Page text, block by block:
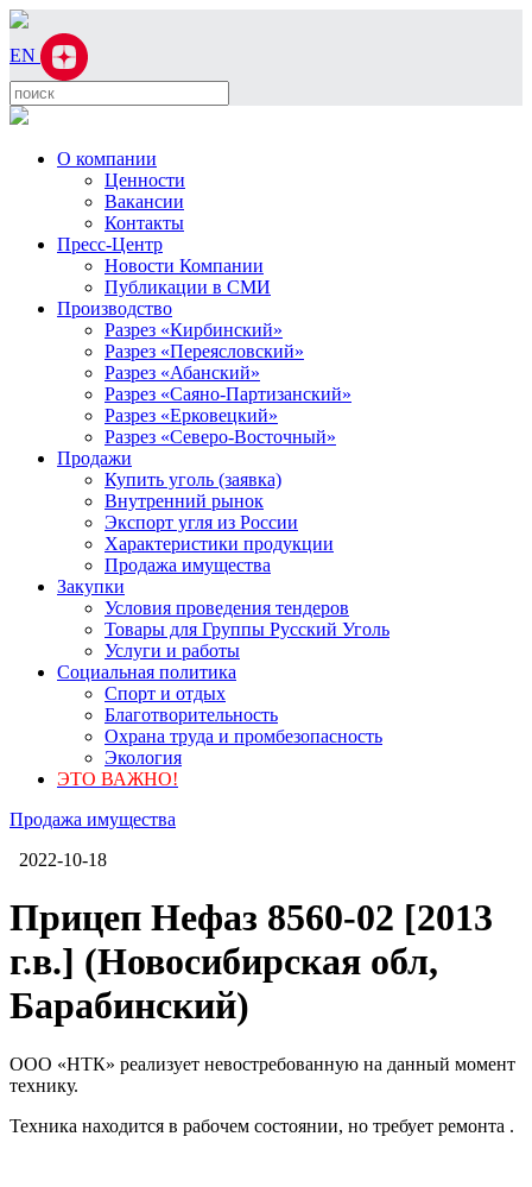
EN
О компании
Ценности
Вакансии
Контакты
Пресс-Центр
Новости Компании
Публикации в СМИ
Производство
Разрез «Кирбинский»
Разрез «Переясловский»
Разрез «Абанский»
Разрез «Саяно-Партизанский»
Разрез «Ерковецкий»
Разрез «Северо-Восточный»
Продажи
Купить уголь (заявка)
Внутренний рынок
Экспорт угля из России
Характеристики продукции
Продажа имущества
Закупки
Условия проведения тендеров
Товары для Группы Русский Уголь
Услуги и работы
Социальная политика
Спорт и отдых
Благотворительность
Охрана труда и промбезопасность
Экология
ЭТО ВАЖНО!
Продажа имущества
2022-10-18
Прицеп Нефаз 8560-02 [2013
г.в.] (Новосибирская обл,
Барабинский)
ООО «НТК» реализует невостребованную на данный момент
технику.
Техника находится в рабочем состоянии, но требует ремонта .